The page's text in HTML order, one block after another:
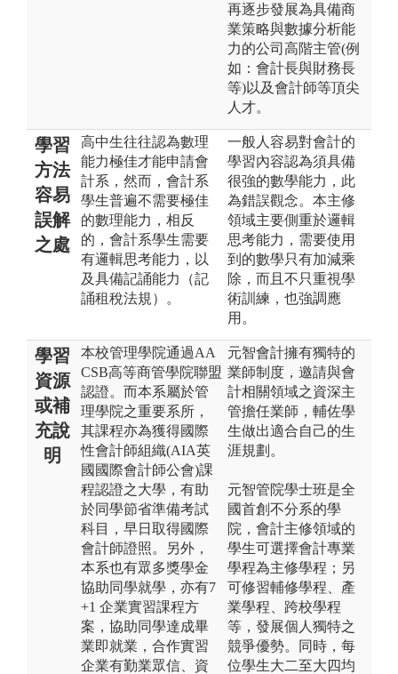
再逐步發展為具備商
業策略與數據分析能
力的公司高階主管(例
如：會計長與財務長
等)以及會計師等頂尖
人才。
學習
方法
容易
誤解
之處
高中生往往認為數理
能力極佳才能申請會
計系，然而，會計系
學生普遍不需要極佳
的數理能力，相反
的，會計系學生需要
有邏輯思考能力，以
及具備記誦能力（記
誦租稅法規）。
一般人容易對會計的
學習內容認為須具備
很強的數學能力，此
為錯誤觀念。本主修
領域主要側重於邏輯
思考能力，需要使用
到的數學只有加減乘
除，而且不只重視學
術訓練，也強調應
用。
學習
資源
或補
充說
明
本校管理學院通過AA
CSB高等商管學院聯盟
認證。而本系屬於管
理學院之重要系所，
其課程亦為獲得國際
性會計師組織(AIA英
國國際會計師公會)課
程認證之大學，有助
於同學節省準備考試
科目，早日取得國際
會計師證照。另外，
本系也有眾多獎學金
協助同學就學，亦有7
+1 企業實習課程方
案，協助同學達成畢
業即就業，合作實習
企業有勤業眾信、資
元智會計擁有獨特的
業師制度，邀請與會
計相關領域之資深主
管擔任業師，輔佐學
生做出適合自己的生
涯規劃。
元智管院學士班是全
國首創不分系的學
院，會計主修領域的
學生可選擇會計專業
學程為主修學程；另
可修習輔修學程、產
業學程、跨校學程
等，發展個人獨特之
競爭優勢。同時，每
位學生大二至大四均